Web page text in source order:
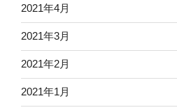
2021年4月
2021年3月
2021年2月
2021年1月